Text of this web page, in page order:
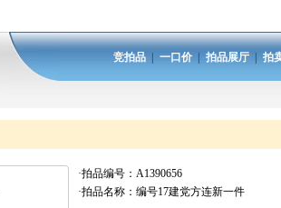
竞拍品 一口价 拍品展厅 拍
·拍品编号： A1390656
·拍品名称： 编号17建党方连新一件